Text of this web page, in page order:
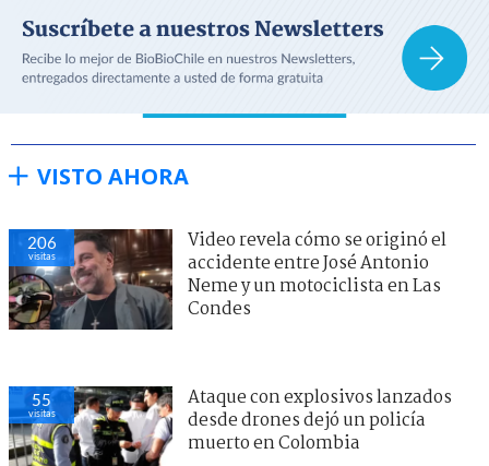
VISTO AHORA
206
visitas
Video revela cómo se originó el
accidente entre José Antonio
Neme y un motociclista en Las
Condes
55
visitas
Ataque con explosivos lanzados
desde drones dejó un policía
muerto en Colombia